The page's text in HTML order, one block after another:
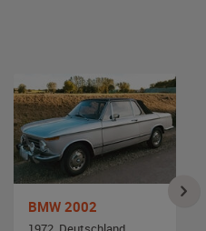
BMW 2002